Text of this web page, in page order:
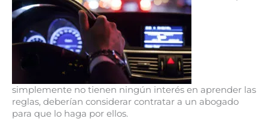
simplemente no tienen ningún interés en aprender las
reglas, deberían considerar contratar a un abogado
para que lo haga por ellos.